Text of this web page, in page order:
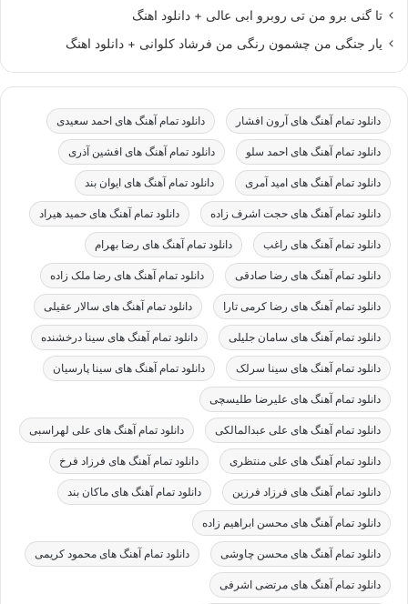
تا گنی برو من تی روبرو ابی عالی + دانلود اهنگ
یار جنگی من چشمون رنگی من فرشاد کلوانی + دانلود اهنگ
دانلود تمام آهنگ های آرون افشار دانلود تمام آهنگ های احمد سعیدی
دانلود تمام آهنگ های احمد سلو دانلود تمام آهنگ های افشین آذری
دانلود تمام آهنگ های امید آمری دانلود تمام آهنگ های ایوان بند
دانلود تمام آهنگ های حجت اشرف زاده دانلود تمام آهنگ های حمید هیراد
دانلود تمام آهنگ های راغب دانلود تمام آهنگ های رضا بهرام
دانلود تمام آهنگ های رضا صادقی دانلود تمام آهنگ های رضا ملک زاده
دانلود تمام آهنگ های رضا کرمی تارا دانلود تمام آهنگ های سالار عقیلی
دانلود تمام آهنگ های سامان جلیلی دانلود تمام آهنگ های سینا درخشنده
دانلود تمام آهنگ های سینا سرلک دانلود تمام آهنگ های سینا پارسیان
دانلود تمام آهنگ های علیرضا طلیسچی
دانلود تمام آهنگ های علی عبدالمالکی دانلود تمام آهنگ های علی لهراسبی
دانلود تمام آهنگ های علی منتظری دانلود تمام آهنگ های فرزاد فرخ
دانلود تمام آهنگ های فرزاد فرزین دانلود تمام آهنگ های ماکان بند
دانلود تمام آهنگ های محسن ابراهیم زاده
دانلود تمام آهنگ های محسن چاوشی دانلود تمام آهنگ های محمود کریمی
دانلود تمام آهنگ های مرتضی اشرفی